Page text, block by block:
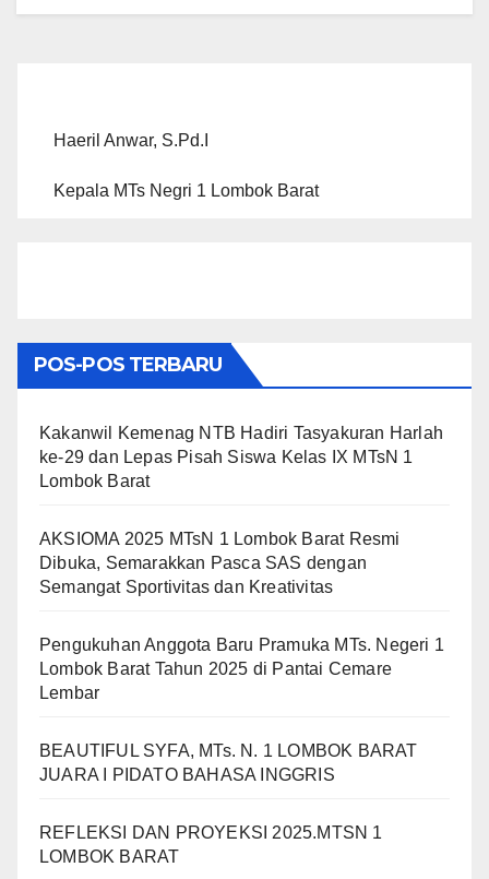
Haeril Anwar, S.Pd.I
Kepala MTs Negri 1 Lombok Barat
POS-POS TERBARU
Kakanwil Kemenag NTB Hadiri Tasyakuran Harlah
ke-29 dan Lepas Pisah Siswa Kelas IX MTsN 1
Lombok Barat
AKSIOMA 2025 MTsN 1 Lombok Barat Resmi
Dibuka, Semarakkan Pasca SAS dengan
Semangat Sportivitas dan Kreativitas
Pengukuhan Anggota Baru Pramuka MTs. Negeri 1
Lombok Barat Tahun 2025 di Pantai Cemare
Lembar
BEAUTIFUL SYFA, MTs. N. 1 LOMBOK BARAT
JUARA I PIDATO BAHASA INGGRIS
REFLEKSI DAN PROYEKSI 2025.MTSN 1
LOMBOK BARAT